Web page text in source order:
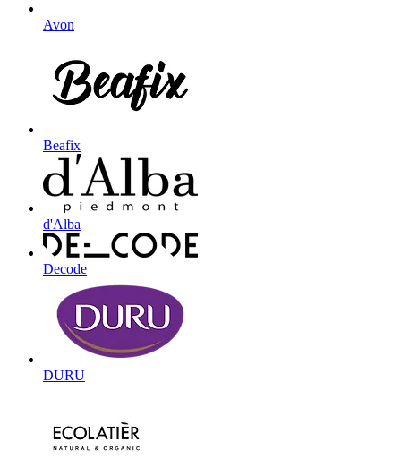
Avon
Beafix
d'Alba
Decode
DURU